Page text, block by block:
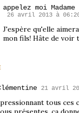
appelez moi Madame
26 avril 2013 à
J'espère qu'elle
mon fils! Hâte de voir
21 avril
tous ces